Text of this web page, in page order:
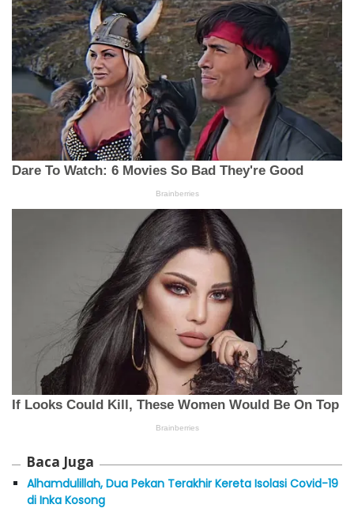
Baca Juga
Alhamdulillah, Dua Pekan Terakhir Kereta Isolasi Covid-19
di Inka Kosong